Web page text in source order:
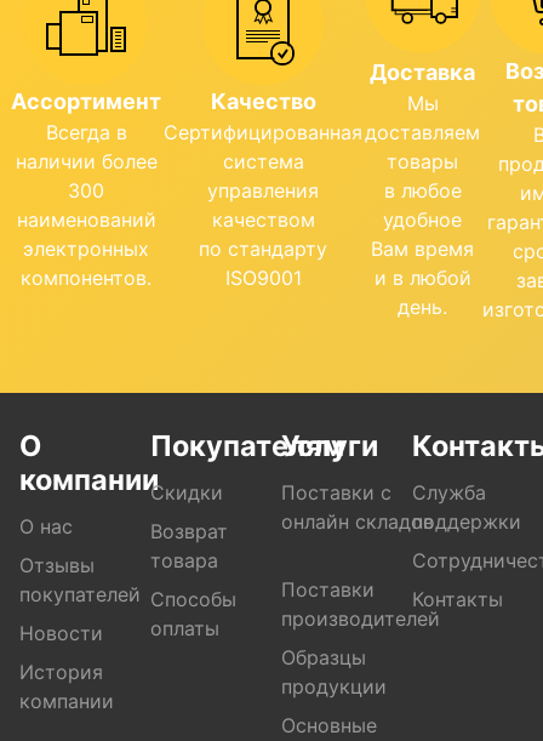
Ассортимент
Всегда в
наличии более
300
наименований
электронных
компонентов.
Качество
Сертифицированная
система
управления
качеством
по стандарту
ISO9001
Доставка
Мы
доставляем
товары
в любое
удобное
Вам время
и в любой
день.
О
компании
О нас
Отзывы
покупателей
Новости
История
компании
Покупателям
Скидки
Возврат
товара
Способы
оплаты
Услуги
Поставки с
онлайн складов
Поставки
производителей
Образцы
продукции
Основные
Служба
поддержки
Контакты